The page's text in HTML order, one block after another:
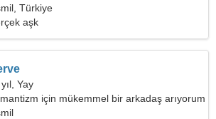
Türkiye
aşk
Yay
için mükemmel bir arkadaş arıyorum